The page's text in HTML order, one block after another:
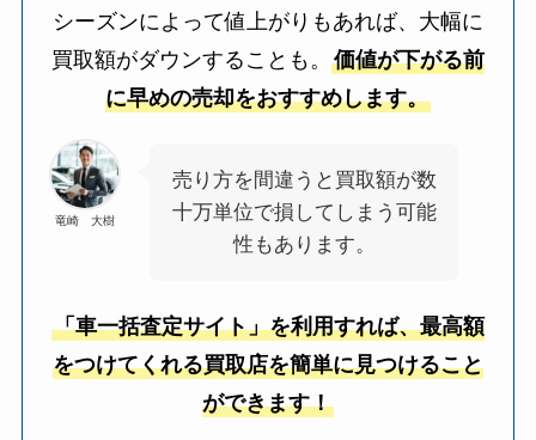
シーズンによって値上がりもあれば、大幅に
買取額がダウンすることも。 価値が下がる前
に早めの売却をおすすめします。
竜崎 大樹
売り方を間違うと買取額が数
十万単位で損してしまう可能
性もあります。
「車一括査定サイト」を利用すれば、最高額
をつけてくれる買取店を簡単に見つけること
ができます！